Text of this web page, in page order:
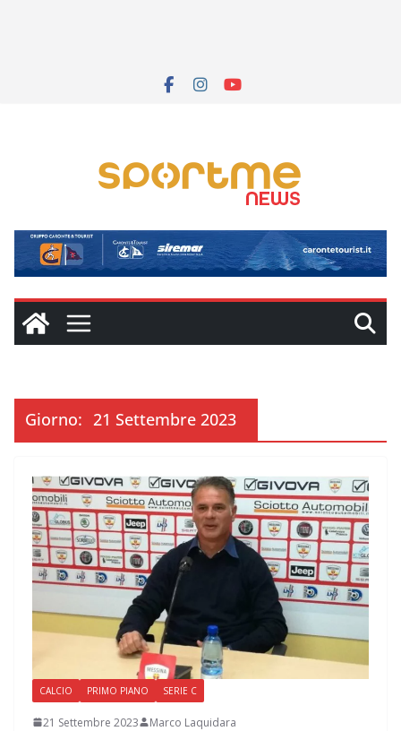
Giorno: 21 Settembre 2023
CALCIO PRIMO PIANO SERIE C
21 Settembre 2023 Marco Laquidara